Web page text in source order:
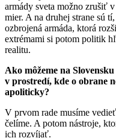
armády sveta možno zrušiť
mier. A na druhej strane sú
ozbrojená armáda, ktorá
extrémami si potom politik
realitu.
Ako môžeme na
v prostredí, kde o obrane
apoliticky?
V prvom rade musíme
čelíme. A potom nástroje,
ich rozvíjať.